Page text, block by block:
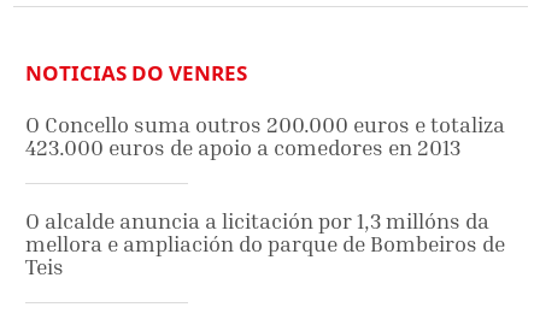
NOTICIAS DO VENRES
O Concello suma outros 200.000 euros e totaliza
423.000 euros de apoio a comedores en 2013
O alcalde anuncia a licitación por 1,3 millóns da
mellora e ampliación do parque de Bombeiros de
Teis